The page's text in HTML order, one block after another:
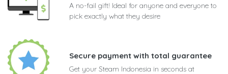
A no-fail gift! Ideal for anyone and everyone to
pick exactly what they desire
Secure payment with total guarantee
Get your Steam Indonesia in seconds at